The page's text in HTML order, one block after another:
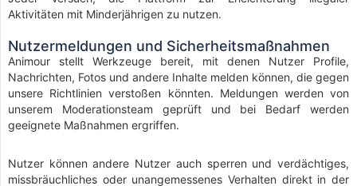
Aktivitäten mit Minderjährigen zu nutzen.
Nutzermeldungen und Sicherheitsmaßnahmen
Animour stellt Werkzeuge bereit, mit denen Nutzer Profile,
Nachrichten, Fotos und andere Inhalte melden können, die gegen
unsere Richtlinien verstoßen könnten. Meldungen werden von
unserem Moderationsteam geprüft und bei Bedarf werden
geeignete Maßnahmen ergriffen.
Nutzer können andere Nutzer auch sperren und verdächtiges,
missbräuchliches oder unangemessenes Verhalten direkt in der